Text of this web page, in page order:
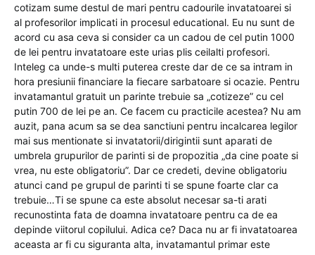
cotizam sume destul de mari pentru cadourile invatatoarei si
al profesorilor implicati in procesul educational. Eu nu sunt de
acord cu asa ceva si consider ca un cadou de cel putin 1000
de lei pentru invatatoare este urias plis ceilalti profesori.
Inteleg ca unde-s multi puterea creste dar de ce sa intram in
hora presiunii financiare la fiecare sarbatoare si ocazie. Pentru
invatamantul gratuit un parinte trebuie sa „cotizeze” cu cel
putin 700 de lei pe an. Ce facem cu practicile acestea? Nu am
auzit, pana acum sa se dea sanctiuni pentru incalcarea legilor
mai sus mentionate si invatatorii/dirigintii sunt aparati de
umbrela grupurilor de parinti si de propozitia „da cine poate si
vrea, nu este obligatoriu”. Dar ce credeti, devine obligatoriu
atunci cand pe grupul de parinti ti se spune foarte clar ca
trebuie…Ti se spune ca este absolut necesar sa-ti arati
recunostinta fata de doamna invatatoare pentru ca de ea
depinde viitorul copilului. Adica ce? Daca nu ar fi invatatoarea
aceasta ar fi cu siguranta alta, invatamantul primar este